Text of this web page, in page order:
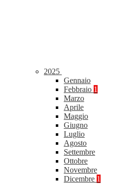
2025
Gennaio
Febbraio 1
Marzo
Aprile
Maggio
Giugno
Luglio
Agosto
Settembre
Ottobre
Novembre
Dicembre 1